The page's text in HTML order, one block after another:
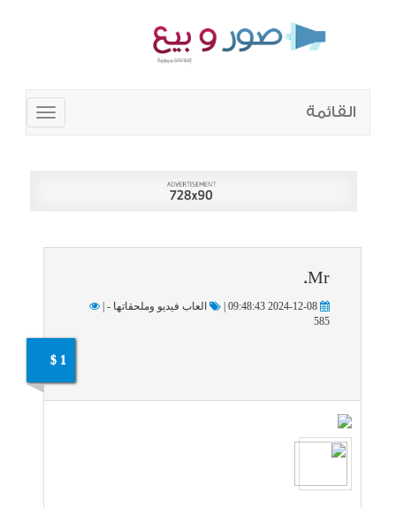
Toggle
navigation
القائمة
العاب فيديو وملحقاتها - |